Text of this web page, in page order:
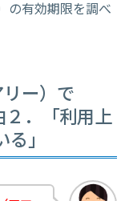
の有効期限を調べ
ー）で
．「利用上
」